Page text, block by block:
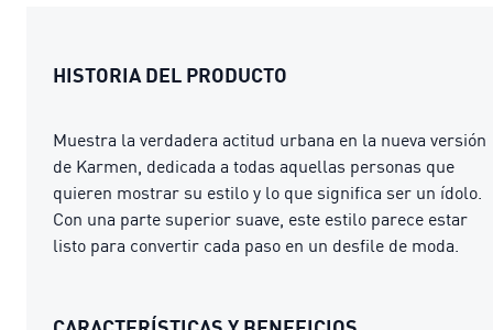
HISTORIA DEL PRODUCTO
Muestra la verdadera actitud urbana en la nueva versión
de Karmen, dedicada a todas aquellas personas que
quieren mostrar su estilo y lo que significa ser un ídolo.
Con una parte superior suave, este estilo parece estar
listo para convertir cada paso en un desfile de moda.